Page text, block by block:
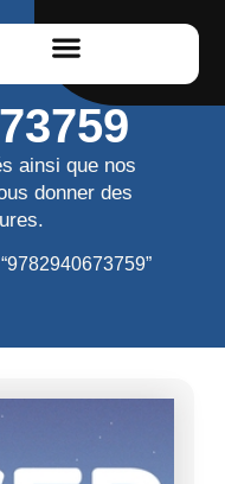
ainsi que nos
donner des